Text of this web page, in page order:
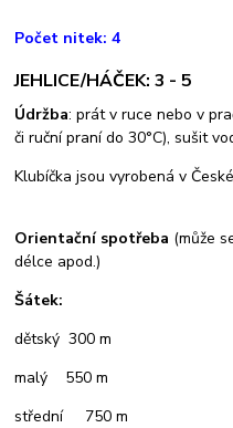
Počet nitek: 4
JEHLICE/HÁČEK: 3 - 5
Údržba: prát v ruce nebo v
či ruční praní do 30°C), sušit
Klubíčka jsou vyrobená v
Orientační spotřeba (může
délce apod.)
Šátek:
dětský 300 m
malý 550 m
střední 750 m